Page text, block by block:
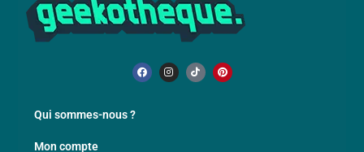
Qui sommes-nous ?
Mon compte